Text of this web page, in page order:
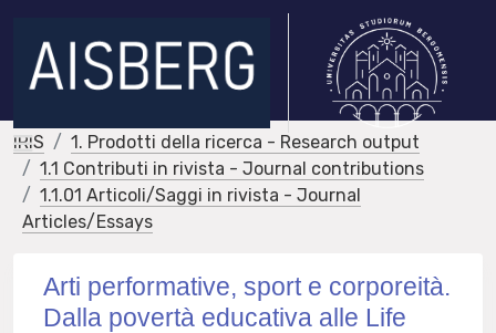
IRIS
1. Prodotti della ricerca - Research output
1.1 Contributi in rivista - Journal contributions
1.1.01 Articoli/Saggi in rivista - Journal
Articles/Essays
Arti performative, sport e corporeità.
Dalla povertà educativa alle Life